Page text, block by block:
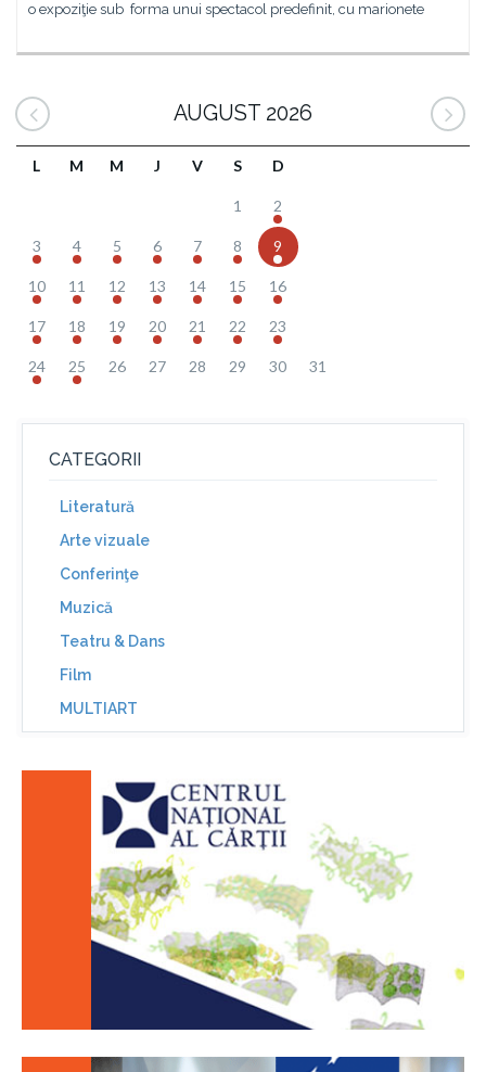
o expoziţie sub forma unui spectacol predefinit, cu marionete
AUGUST 2026
L M M J V S D
1 2
3 4 5 6 7 8 9
10 11 12 13 14 15 16
17 18 19 20 21 22 23
24 25 26 27 28 29 30 31
CATEGORII
Literatură
Arte vizuale
Conferinţe
Muzică
Teatru & Dans
Film
MULTIART